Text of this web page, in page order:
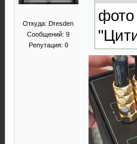
Откуда: Dresden
Сообщений: 9
Репутация: 0
фото